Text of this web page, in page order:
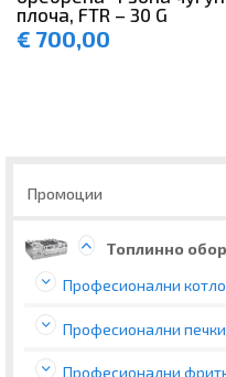
плоча, FTR – 30 G
€ 700,00
Промоции
Топлинно
Професионални
Професионални печки
Професионални